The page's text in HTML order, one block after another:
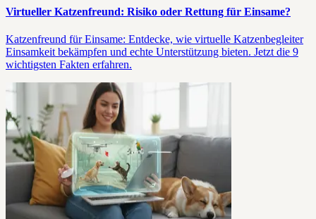
Virtueller Katzenfreund: Risiko oder Rettung für Einsame?
Katzenfreund für Einsame: Entdecke, wie virtuelle Katzenbegleiter
Einsamkeit bekämpfen und echte Unterstützung bieten. Jetzt die 9
wichtigsten Fakten erfahren.